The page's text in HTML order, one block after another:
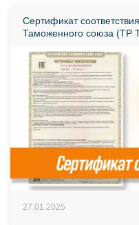
Сертификат
Таможенного союза (ТР
27.01.2025